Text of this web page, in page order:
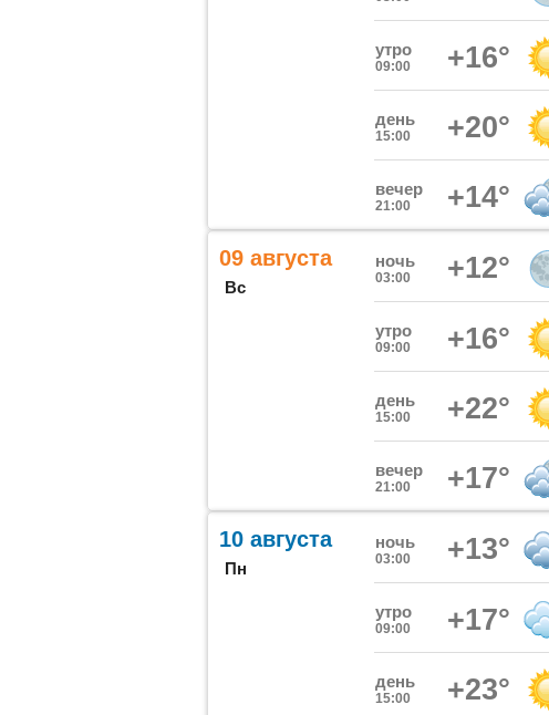
утро
09:00 +16°
день
15:00 +20°
вечер
21:00 +14°
09 августа
Вс
ночь
03:00 +12°
утро
09:00 +16°
день
15:00 +22°
вечер
21:00 +17°
10 августа
Пн
ночь
03:00 +13°
утро
09:00 +17°
день
15:00 +23°